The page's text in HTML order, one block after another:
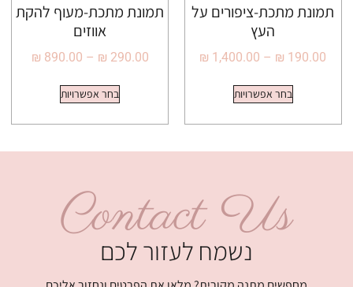
תמונת מתכת-ציפורים על
העץ
₪ 190.00
–
₪ 1,400.00
בחר אפשרויות
תמונת מתכת-מעוף להקת
אווזים
₪ 290.00
–
₪ 890.00
בחר אפשרויות
Contact Us
נשמח לעזור לכם